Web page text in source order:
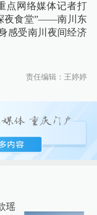
点网络媒体记者打
夜食堂”——南川东
感受南川夜间经济
责任编辑：王婷婷
瑶